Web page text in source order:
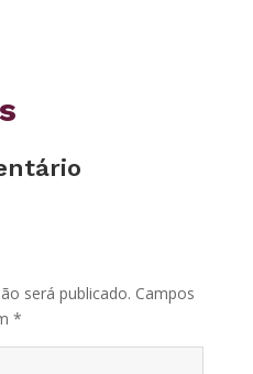
será publicado. Campos
*